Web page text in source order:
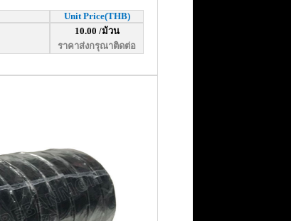
Unit Price(THB)
10.00 /ม้วน
ราคาส่งกรุณาติดต่อ